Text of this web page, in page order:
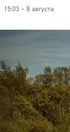
15:03 – 8 августа